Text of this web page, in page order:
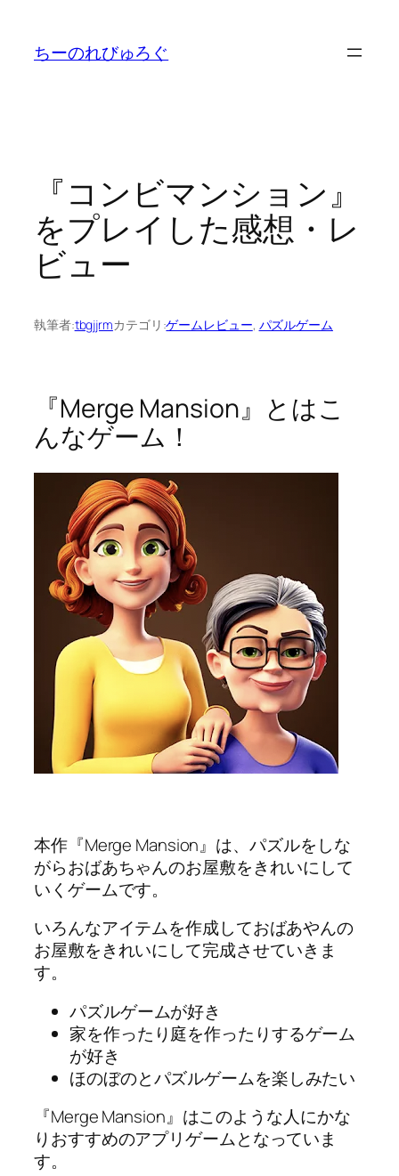
ちーのれびゅろぐ
『コンビマンション』
をプレイした感想・レ
ビュー
執筆者:tbgjjrmカテゴリ:ゲームレビュー, パズルゲーム
『Merge Mansion』とはこ
んなゲーム！
本作『Merge Mansion』は、パズルをしな
がらおばあちゃんのお屋敷をきれいにして
いくゲームです。
いろんなアイテムを作成しておばあやんの
お屋敷をきれいにして完成させていきま
す。
パズルゲームが好き
家を作ったり庭を作ったりするゲーム
が好き
ほのぼのとパズルゲームを楽しみたい
『Merge Mansion』はこのような人にかな
りおすすめのアプリゲームとなっていま
す。